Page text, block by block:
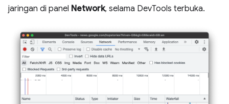
jaringan di panel Network, selama DevTools terbuka.